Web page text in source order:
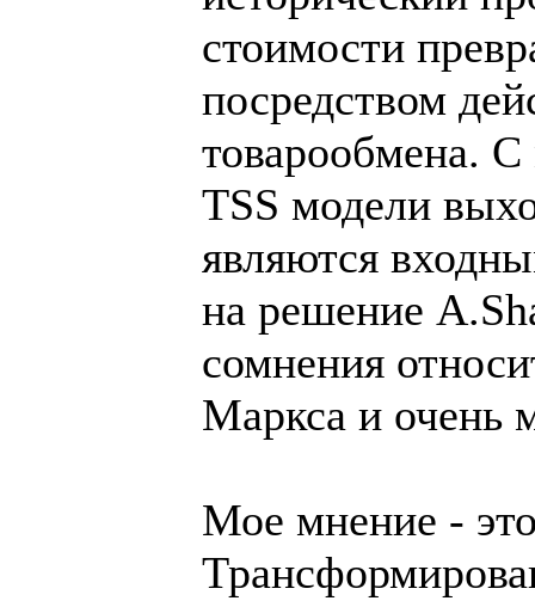
стоимости
посредством
товарообмена. С
TSS модели
являются
на решение
сомнения
Маркса и очень
Мое мнение -